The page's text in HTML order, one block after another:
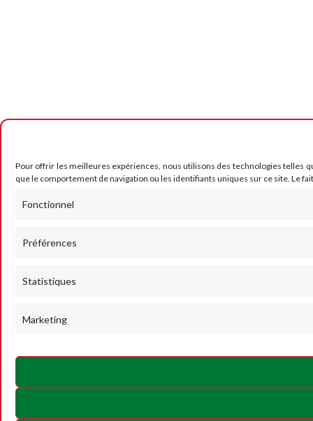
Pour offrir les meilleures expériences, nous utilisons des technologies telles
que le comportement de navigation ou les identifiants uniques sur ce site. Le
Fonctionnel
Préférences
Statistiques
Marketing